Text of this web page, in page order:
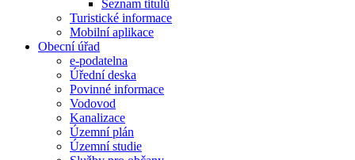
Seznam titulů
Turistické informace
Mobilní aplikace
Obecní úřad
e-podatelna
Úřední deska
Povinné informace
Vodovod
Kanalizace
Územní plán
Územní studie